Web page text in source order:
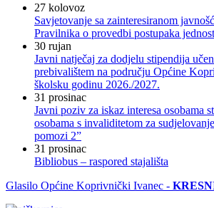
27 kolovoz
Savjetovanje sa zainteresiranom
Pravilnika o provedbi postupaka
30 rujan
Javni natječaj za dodjelu stipendija
prebivalištem na području Općine
školsku godinu 2026./2027.
31 prosinac
Javni poziv za iskaz interesa osobama
osobama s invaliditetom za
pomozi 2”
31 prosinac
Bibliobus – raspored stajališta
Glasilo Općine Koprivnički Ivanec -